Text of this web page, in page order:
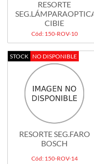
RESORTE
SEG.LÁMPARAOPTICA
CIBIE
Cód: 150-ROV-10
STOCK NO DISPONIBLE
RESORTE SEG.FARO
BOSCH
Cód: 150-ROV-14